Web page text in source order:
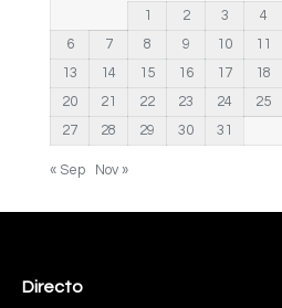
1
2 3 4
6
7 8 9 10 11
13
14 15 16 17 18
20
21 22 23 24 25
27
28 29 30 31
« Sep Nov »
Directo